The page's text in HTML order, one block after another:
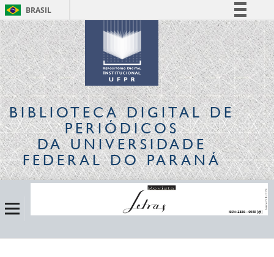
BRASIL
Simplifique!
Comunica BR
Participe
Acesso à informação
Legislação
Canais
BIBLIOTECA DIGITALDE
PERIÓDICOS
DA UNIVERSIDADE
FEDERAL DO PARANÁ